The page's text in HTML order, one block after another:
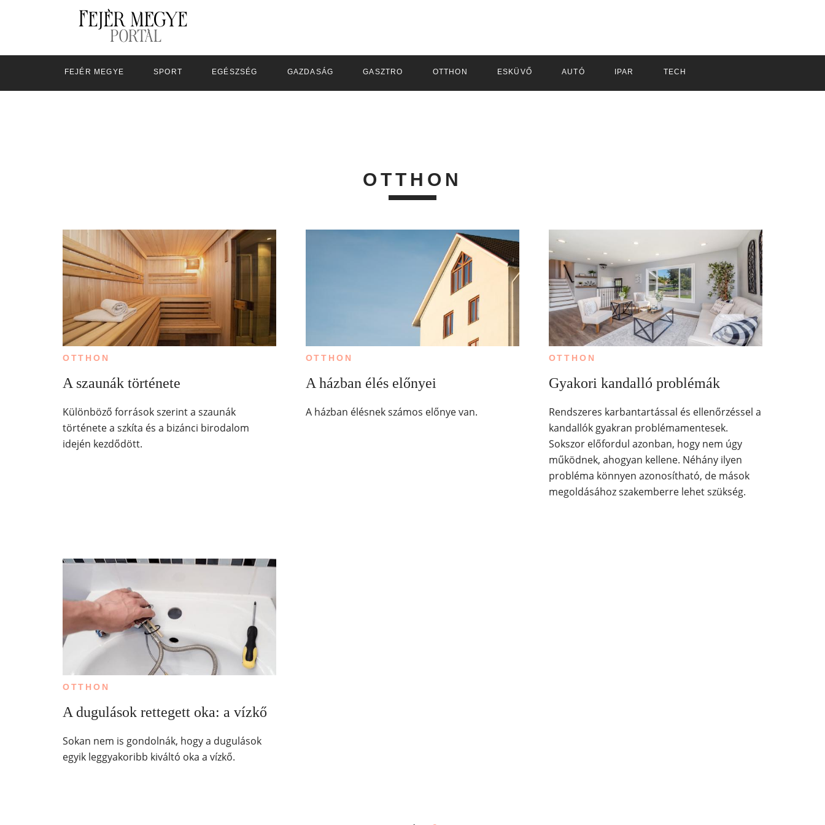
FEJÉR MEGYE SPORT EGÉSZSÉG GAZDASÁG GASZTRO OTTHON ESKÜVŐ AUTÓ IPAR TECH
OTTHON
OTTHON
A szaunák története
Különböző források szerint a szaunák
története a szkíta és a bizánci birodalom
idején kezdődött.
OTTHON
A házban élés előnyei
A házban élésnek számos előnye van.
OTTHON
Gyakori kandalló problémák
Rendszeres karbantartással és ellenőrzéssel a
kandallók gyakran problémamentesek.
Sokszor előfordul azonban, hogy nem úgy
működnek, ahogyan kellene. Néhány ilyen
probléma könnyen azonosítható, de mások
megoldásához szakemberre lehet szükség.
OTTHON
A dugulások rettegett oka: a vízkő
Sokan nem is gondolnák, hogy a dugulások
egyik leggyakoribb kiváltó oka a vízkő.